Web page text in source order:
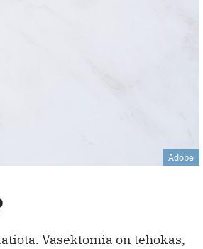
Adobe
Vasektomia on tehokas,